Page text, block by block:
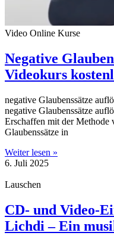
Video Online Kurse
Negative
Videokurs
negative Glaubenssätze
negative Glaubenssätze
Erschaffen mit der Methode
Glaubenssätze in
Weiter lesen »
6. Juli 2025
Lauschen
CD- und Video-
Lichdi – Ein